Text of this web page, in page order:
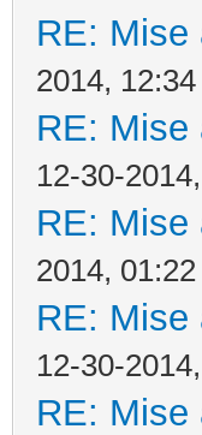
RE: Mise
2014,
RE: Mise
12-30-
RE: Mise
2014,
RE: Mise
12-30-
RE: Mise